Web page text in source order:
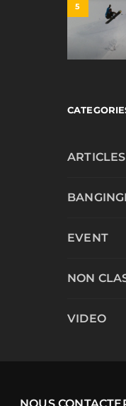
5
ARTICLES
EVENT
NON
VIDEO